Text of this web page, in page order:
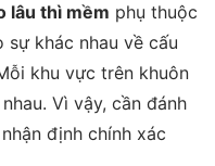
lâu thì mềm phụ thuộc
khác nhau về cấu
khu vực trên khuôn
Vì vậy, cần đánh
định chính xác